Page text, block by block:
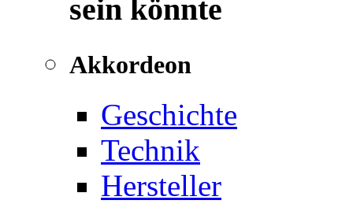
sein könnte
Akkordeon
Geschichte
Technik
Hersteller